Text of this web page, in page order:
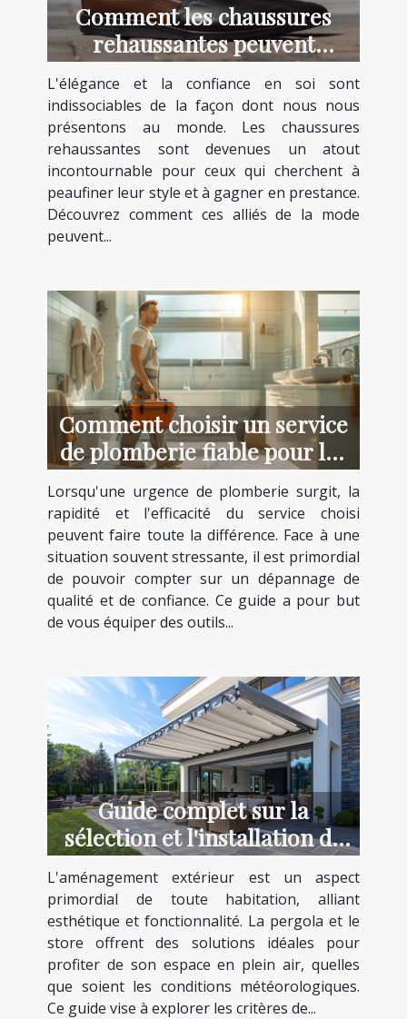
Comment les chaussures
rehaussantes peuvent
transformer votre style et
confiance
L'élégance et la confiance en soi sont
indissociables de la façon dont nous nous
présentons au monde. Les chaussures
rehaussantes sont devenues un atout
incontournable pour ceux qui cherchent à
peaufiner leur style et à gagner en prestance.
Découvrez comment ces alliés de la mode
peuvent...
Comment choisir un service
de plomberie fiable pour les
urgences
Lorsqu'une urgence de plomberie surgit, la
rapidité et l'efficacité du service choisi
peuvent faire toute la différence. Face à une
situation souvent stressante, il est primordial
de pouvoir compter sur un dépannage de
qualité et de confiance. Ce guide a pour but
de vous équiper des outils...
Guide complet sur la
sélection et l'installation de
pergolas et stores
L'aménagement extérieur est un aspect
primordial de toute habitation, alliant
esthétique et fonctionnalité. La pergola et le
store offrent des solutions idéales pour
profiter de son espace en plein air, quelles
que soient les conditions météorologiques.
Ce guide vise à explorer les critères de...